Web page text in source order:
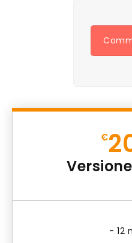
€
Versione
- 12